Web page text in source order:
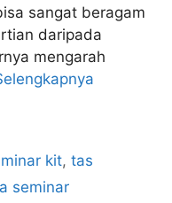
sangat beragam
daripada
mengarah
kit,tas
seminar